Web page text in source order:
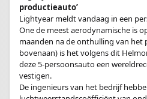
productieauto’
Lightyear meldt vandaag in een
One de meest aerodynamische is
maanden na de onthulling van het
bovenaan) is het volgens dit
deze 5-persoonsauto een
vestigen.
De ingenieurs van het bedrijf